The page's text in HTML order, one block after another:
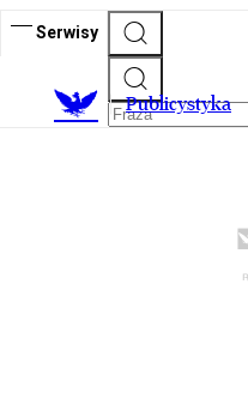
Serwisy
Publicystyka